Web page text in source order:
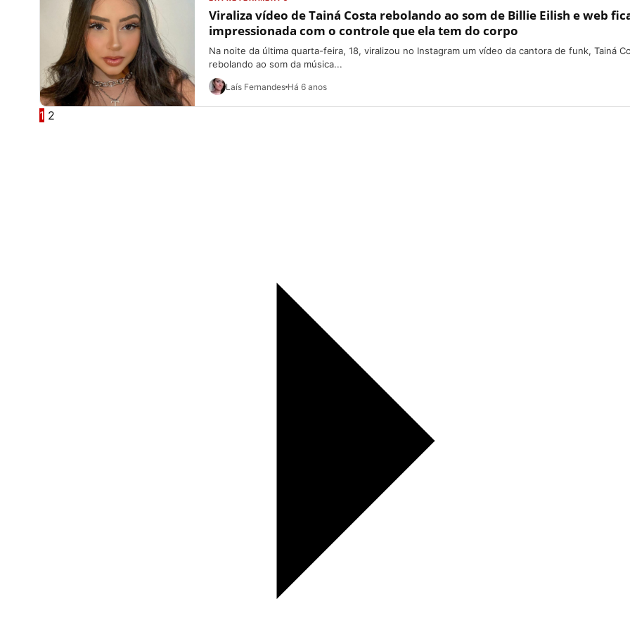
Viraliza vídeo de Tainá Costa rebolando ao som de Billie Eilish e web
impressionada com o controle que ela tem do corpo
Na noite da última quarta-feira, 18, viralizou no Instagram um vídeo da cantora de funk, Tainá
rebolando ao som da música...
Laís Fernandes Há 6 anos
1 2